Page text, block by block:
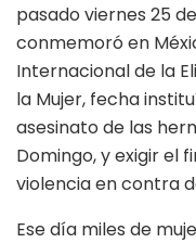
pasado viernes 25
conmemoró en
Internacional de la
la Mujer, fecha
asesinato de las
Domingo, y exigir el
violencia en contra
Ese día miles de